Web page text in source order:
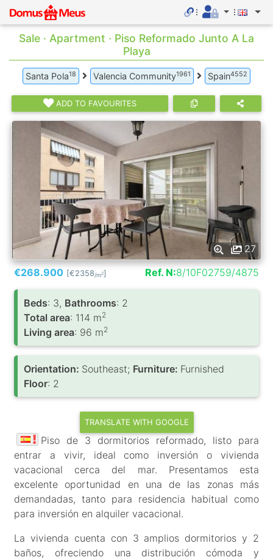
Sale · Apartment · Piso Reformado Junto A La
Playa
Santa Pola18 Valencia Community1961 Spain4552
ADD TO FAVOURITES
27
€268.900 [€2358/m2] Ref. N:8/10F02759/4875
Вeds: 3, Bathrooms: 2
Total area: 114 m2
Living area: 96 m2
Orientation: Southeast; Furniture: Furnished
Floor: 2
TRANSLATE WITH GOOGLE
Piso de 3 dormitorios reformado, listo para
entrar a vivir, ideal como inversión o vivienda
vacacional cerca del mar. Presentamos esta
excelente oportunidad en una de las zonas más
demandadas, tanto para residencia habitual como
para inversión en alquiler vacacional.
La vivienda cuenta con 3 amplios dormitorios y 2
baños, ofreciendo una distribución cómoda y